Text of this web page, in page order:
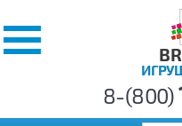
8-(800)